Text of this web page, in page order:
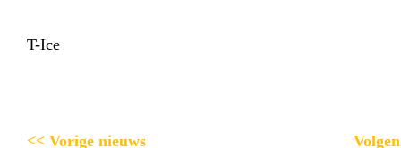
T-Ice
<< Vorige nieuws